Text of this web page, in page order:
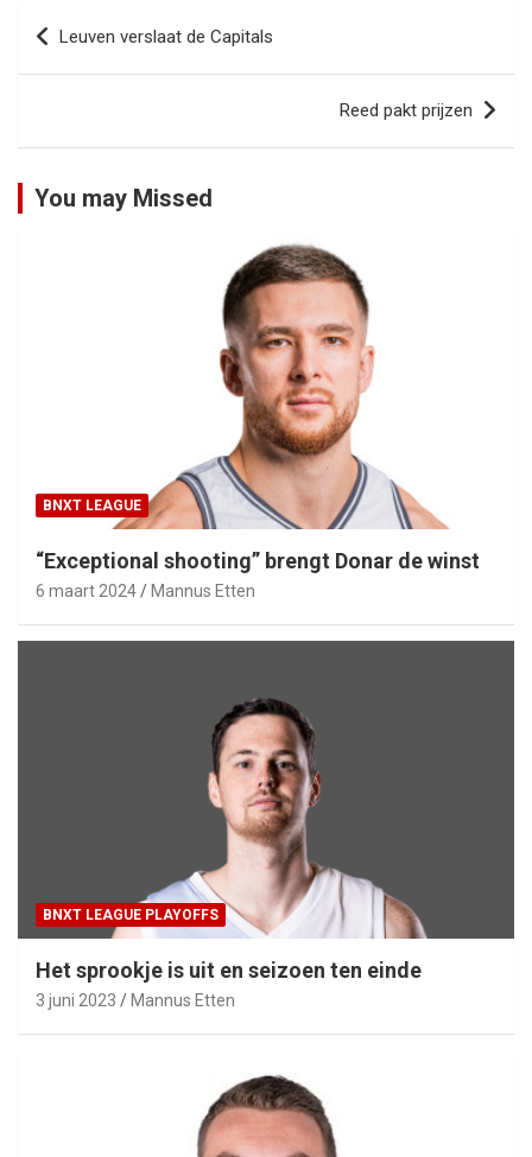
Bericht
navigatie
Leuven verslaat de Capitals
Reed pakt prijzen
You may Missed
BNXT LEAGUE
“Exceptional shooting” brengt Donar de winst
6 maart 2024 Mannus Etten
BNXT LEAGUE PLAYOFFS
Het sprookje is uit en seizoen ten einde
3 juni 2023 Mannus Etten